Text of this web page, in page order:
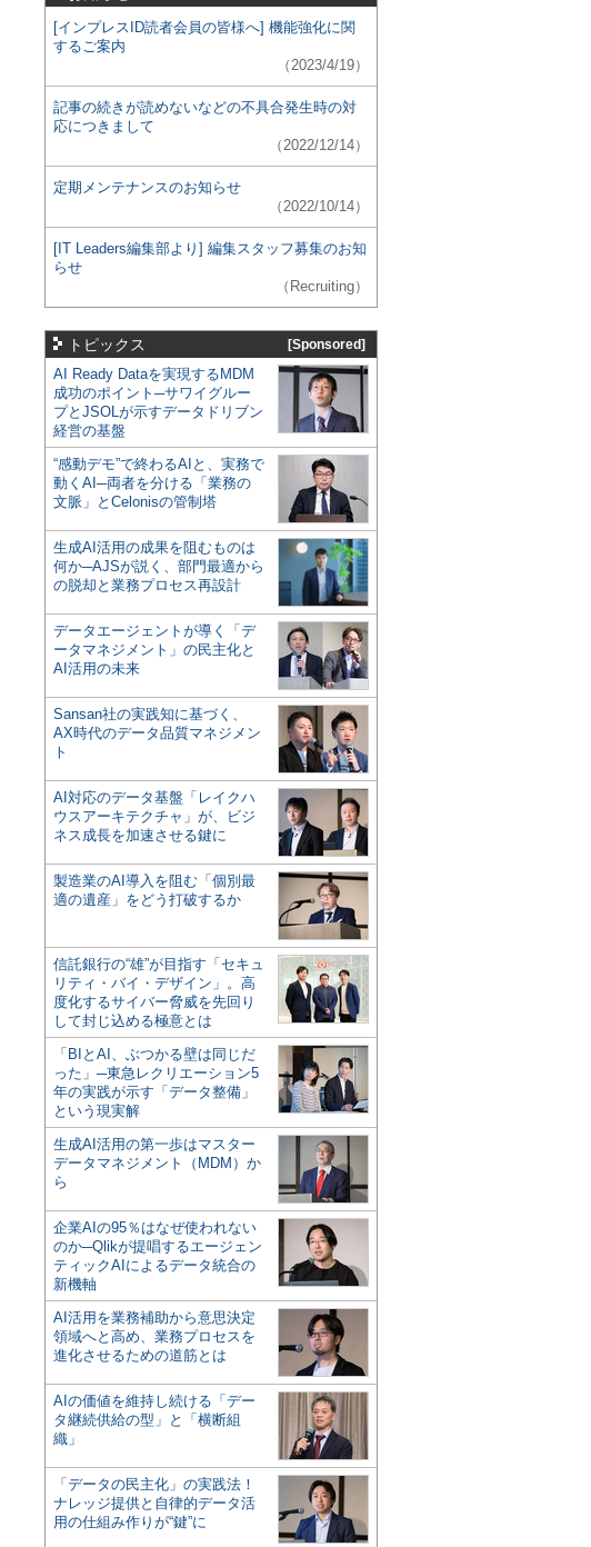
[インプレスID読者会員の皆様へ] 機能強化に関
するご案内
（2023/4/19）
記事の続きが読めないなどの不具合発生時の対
応につきまして
（2022/12/14）
定期メンテナンスのお知らせ
（2022/10/14）
[IT Leaders編集部より] 編集スタッフ募集のお知
らせ
（Recruiting）
トピックス [Sponsored]
AI Ready Dataを実現するMDM
成功のポイント─サワイグルー
プとJSOLが示すデータドリブン
経営の基盤
“感動デモ”で終わるAIと、実務で
動くAI─両者を分ける「業務の
文脈」とCelonisの管制塔
生成AI活用の成果を阻むものは
何か─AJSが説く、部門最適から
の脱却と業務プロセス再設計
データエージェントが導く「デ
ータマネジメント」の民主化と
AI活用の未来
Sansan社の実践知に基づく、
AX時代のデータ品質マネジメン
ト
AI対応のデータ基盤「レイクハ
ウスアーキテクチャ」が、ビジ
ネス成長を加速させる鍵に
製造業のAI導入を阻む「個別最
適の遺産」をどう打破するか
信託銀行の“雄”が目指す「セキュ
リティ・バイ・デザイン」。高
度化するサイバー脅威を先回り
して封じ込める極意とは
「BIとAI、ぶつかる壁は同じだ
った」─東急レクリエーション5
年の実践が示す「データ整備」
という現実解
生成AI活用の第一歩はマスター
データマネジメント（MDM）か
ら
企業AIの95％はなぜ使われない
のか─Qlikが提唱するエージェン
ティックAIによるデータ統合の
新機軸
AI活用を業務補助から意思決定
領域へと高め、業務プロセスを
進化させるための道筋とは
AIの価値を維持し続ける「デー
タ継続供給の型」と「横断組
織」
「データの民主化」の実践法！
ナレッジ提供と自律的データ活
用の仕組み作りが“鍵”に